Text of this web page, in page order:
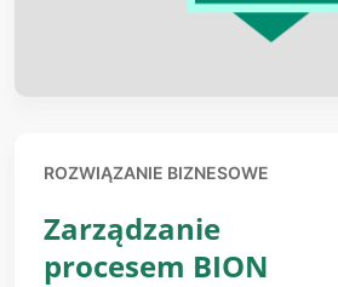
ROZWIĄZANIE BIZNESOWE
Zarządzanie
procesem BION